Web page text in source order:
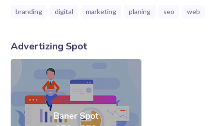
branding digital marketing planing seo web
Advertizing Spot